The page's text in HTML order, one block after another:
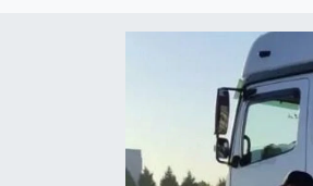
GÜNCEL
Tüm Manşetler
Son Dakika Haberleri